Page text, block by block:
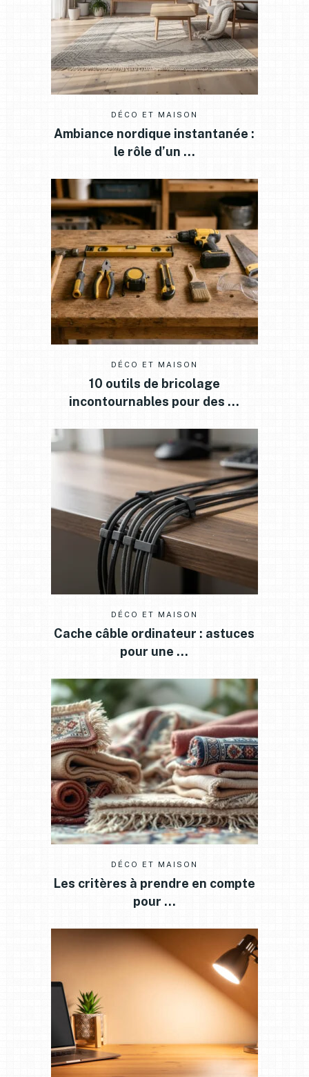
DÉCO ET MAISON
Ambiance nordique instantanée :
le rôle d’un …
DÉCO ET MAISON
10 outils de bricolage
incontournables pour des …
DÉCO ET MAISON
Cache câble ordinateur : astuces
pour une …
DÉCO ET MAISON
Les critères à prendre en compte
pour …